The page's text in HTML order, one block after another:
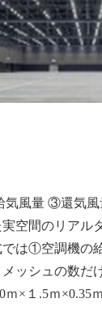
風量 ③還気
空間のリア
は①空調機
ッシュの数
×１.5ｍ